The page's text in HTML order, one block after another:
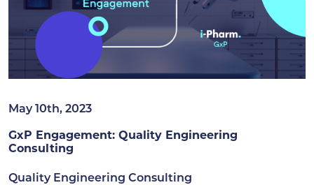
May 10th, 2023
GxP Engagement: Quality Engineering
Consulting
Quality Engineering Consulting